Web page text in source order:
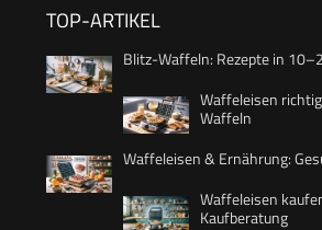
TOP-ARTIKEL
Blitz-Waffeln: Rezepte in
Waffeleisen
Waffeln
Waffeleisen & Ernährung:
Waffeleisen
Kaufberatung